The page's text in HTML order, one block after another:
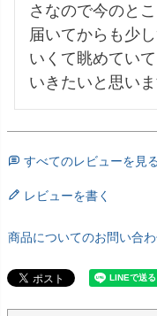
さなので今のと
届いてからも少
いくて眺めてい
いきたいと思いま
すべてのレビューを見る
レビューを書く
商品についてのお問い合